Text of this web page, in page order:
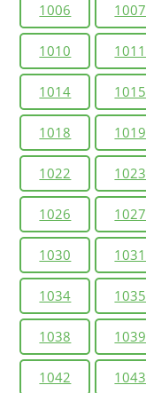
1006 1007
1010 1011
1014 1015
1018 1019
1022 1023
1026 1027
1030 1031
1034 1035
1038 1039
1042 1043